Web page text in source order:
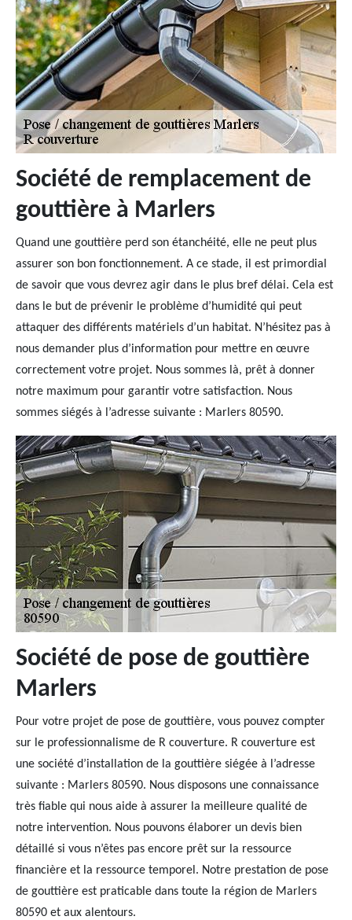
Société de remplacement de
gouttière à Marlers
Quand une gouttière perd son étanchéité, elle ne peut plus
assurer son bon fonctionnement. A ce stade, il est primordial
de savoir que vous devrez agir dans le plus bref délai. Cela est
dans le but de prévenir le problème d’humidité qui peut
attaquer des différents matériels d’un habitat. N’hésitez pas à
nous demander plus d’information pour mettre en œuvre
correctement votre projet. Nous sommes là, prêt à donner
notre maximum pour garantir votre satisfaction. Nous
sommes siégés à l’adresse suivante : Marlers 80590.
Société de pose de gouttière
Marlers
Pour votre projet de pose de gouttière, vous pouvez compter
sur le professionnalisme de R couverture. R couverture est
une société d’installation de la gouttière siégée à l’adresse
suivante : Marlers 80590. Nous disposons une connaissance
très fiable qui nous aide à assurer la meilleure qualité de
notre intervention. Nous pouvons élaborer un devis bien
détaillé si vous n’êtes pas encore prêt sur la ressource
financière et la ressource temporel. Notre prestation de pose
de gouttière est praticable dans toute la région de Marlers
80590 et aux alentours.